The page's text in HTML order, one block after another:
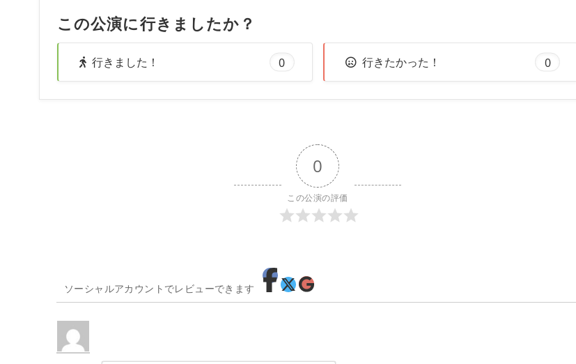
この公演に行きましたか？
行きました！ 0 行きたかった！ 0
0
この公演の評価
ソーシャルアカウントでレビューできます